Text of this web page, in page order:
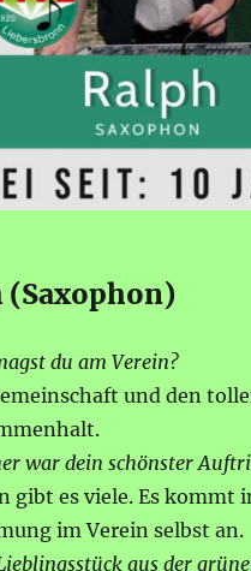
(Saxophon)
du am Verein?
und den
war dein schönster
gibt es viele. Es kommt
im Verein selbst an.
aus der